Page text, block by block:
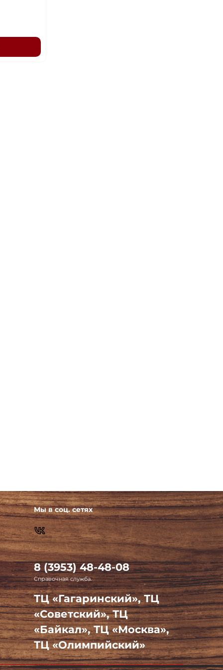
Мы в соц. сетях
8 (3953) 48-48-08
Справочная служба.
ТЦ «Гагаринский», ТЦ
«Советский», ТЦ
«Байкал», ТЦ «Москва»,
ТЦ «Олимпийский»